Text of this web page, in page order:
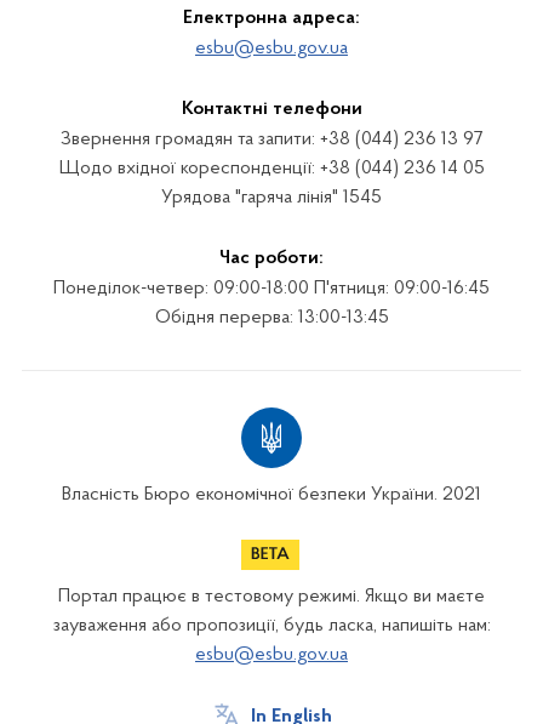
Електронна адреса:
esbu@esbu.gov.ua
Контактні телефони
Звернення громадян та запити: +38 (044) 236 13 97
Щодо вхідної кореспонденції: +38 (044) 236 14 05
Урядова "гаряча лінія" 1545
Час роботи:
Понеділок-четвер: 09:00-18:00 П'ятниця: 09:00-16:45
Обідня перерва: 13:00-13:45
Власність Бюро економічної безпеки України. 2021
Портал працює в тестовому режимі. Якщо ви маєте
зауваження або пропозиції, будь ласка, напишіть нам:
esbu@esbu.gov.ua
In English